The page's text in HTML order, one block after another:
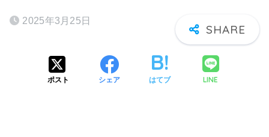
2025年3月25日
ポスト シェア はてブ LINE